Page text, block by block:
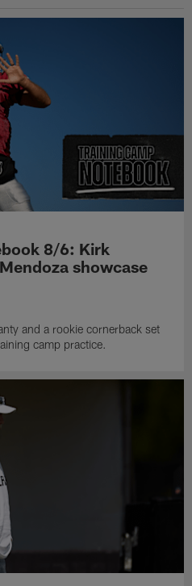
8/6: Kirk
showcase
and a rookie cornerback set
camp practice.